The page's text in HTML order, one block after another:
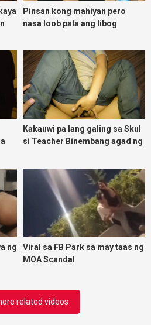
Pinsan kong mahiyan pero
nasa loob pala ang libog
Kakauwi pa lang galing sa Skul
si Teacher Binembang agad ng
ng
Viral sa FB Park sa may taas ng
MOA Scandal
related videos